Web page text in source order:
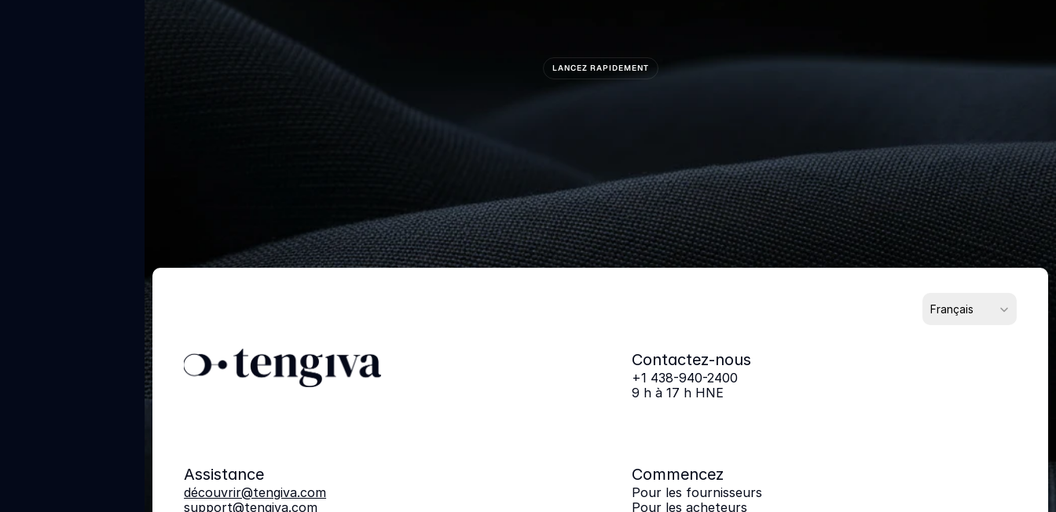
LANCEZ RAPIDEMENT
PrêtÀConstruire
DeRemarquable?
Commencez dès maintenant
Pour les fournisseurs Pour les acheteurs Pour les partenaires
Français
Contactez-nous
+1 438-940-2400
9 h à 17 h HNE
Assistance
découvrir@tengiva.com
support@tengiva.com
Commencez
Pour les fournisseurs
Pour les acheteurs